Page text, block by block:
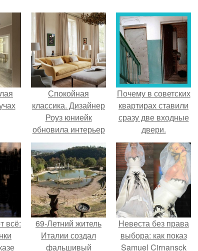
Спокойная
классика. Дизайнер
Роуз юниейк
обновила интерьер
старинного дома
Xvii века для
комфортного
проживания
большой семьи.
Почему в советских
квартирах ставили
сразу две входные
двери.
всё:
69-Летний житель
Италии создал
фальшивый
Невеста без права
выбора: как показ
Samuel Cirnansck